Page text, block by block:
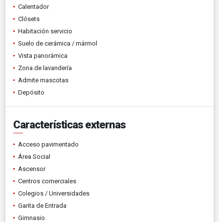
Calentador
Clósets
Habitación servicio
Suelo de cerámica / mármol
Vista panorámica
Zona de lavandería
Admite mascotas
Depósito
Características externas
Acceso pavimentado
Área Social
Ascensor
Centros comerciales
Colegios / Universidades
Garita de Entrada
Gimnasio